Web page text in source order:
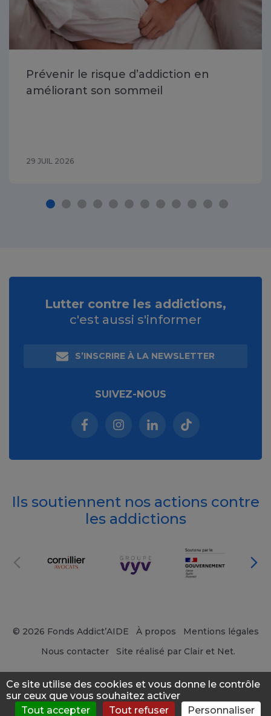
Prévenir le risque d’addiction en
améliorant son sommeil
29 JUIL 2026
Lutter contre les addictions,
c'est aussi s'informer
S’INSCRIRE À LA NEWSLETTER
SUIVEZ-NOUS
Facebook (nouvelle fenêtre)
Instagram (nouvelle fenêtre)
Linkedin (nouvelle
Tiktok (nouvelle
Ils soutiennent nos actions contre
les addictions
© 2026 Fonds Addict’AIDE À propos
Mentions légales
Nous contacter
Site réalisé par Clair et Net.
Ce site utilise des cookies et vous donne le contrôle
sur ceux que vous souhaitez activer
Tout accepter
Tout refuser Personnaliser